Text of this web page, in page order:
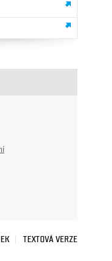
TEXTOVÁ VERZE